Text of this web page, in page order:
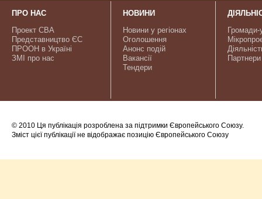
ПРО НАС
Проект CBA
Представництво ЄС
ПРООН в Україні
ЗМІ про нас
НОВИНИ
Новини у регіонах
Оголошення
Анонс подій
Вакансії
Тендери
Громади-
Партнери
© 2010 Ця публікація розроблена за підтримки Європейського Союзу.
Зміст цієї публікації не відображає позицію Європейського Союзу